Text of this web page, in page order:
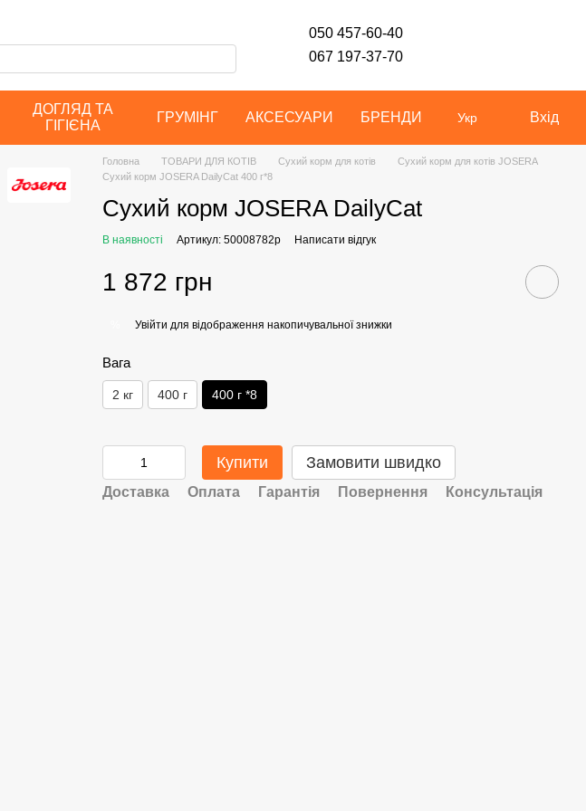
050 457-60-40
067 197-37-70
ДОГЛЯД ТА
ГІГІЄНА
ГРУМІНГ АКСЕСУАРИ БРЕНДИ Укр Вхід
Головна ТОВАРИ ДЛЯ КОТІВ Сухий корм для котів
Сухий корм для котів JOSERA
Сухий корм JOSERA DailyCat 400 г*8
Сухий корм JOSERA DailyCat
В наявності Артикул: 50008782р Написати відгук
1 872 грн
Увійти для відображення накопичувальної знижки
Вага
2 кг 400 г 400 г *8
Купити Замовити швидко
Доставка Оплата Гарантія Повернення Консультація